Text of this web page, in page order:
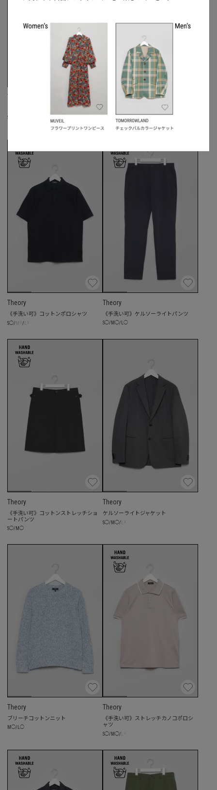
Theory
《手洗い可》ケルソーライトパンツ
S
《手洗い可》ファンクションピケポロ
シャツ
◯/L☓
Theory
《手洗い可》コットンポロシャツ
S◯/ /
Theory
《手洗い可》ケルソーライトパンツ
S◯/ M ◯/ ◯
Theory
《手洗い可》コットンストレッチショ
ートパンツ
S◯/ M ◯
Theory
ケルソーライトジャケット
S◯/ M ◯/
Theory
ブリーチコットンニット
M ◯/ ◯
Theory
《手洗い可》ストレッチカノコポロシ
ャツ
S◯/ M ◯/